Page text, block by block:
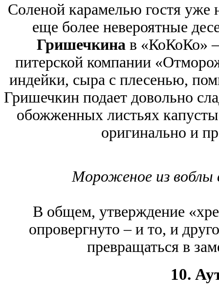
Соленой карамелью гостя уже
еще более невероятные
Гришечкина в «КоКоКо»
питерской компании
индейки, сыра с плесенью,
Гришечкин подает довольно
обожженных листьях
оригинально и
Мороженое из воблы
В общем, утверждение
опровергнуто – и то, и
превращаться в
10.